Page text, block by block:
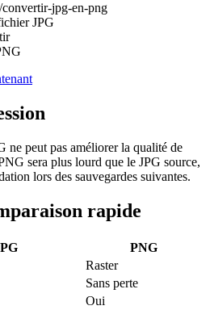
jpg-en-png
JPG
ne peut pas améliorer la qualité de
sera plus lourd que le JPG source,
lors des sauvegardes suivantes.
rapide
PNG
Raster
Sans perte
Oui